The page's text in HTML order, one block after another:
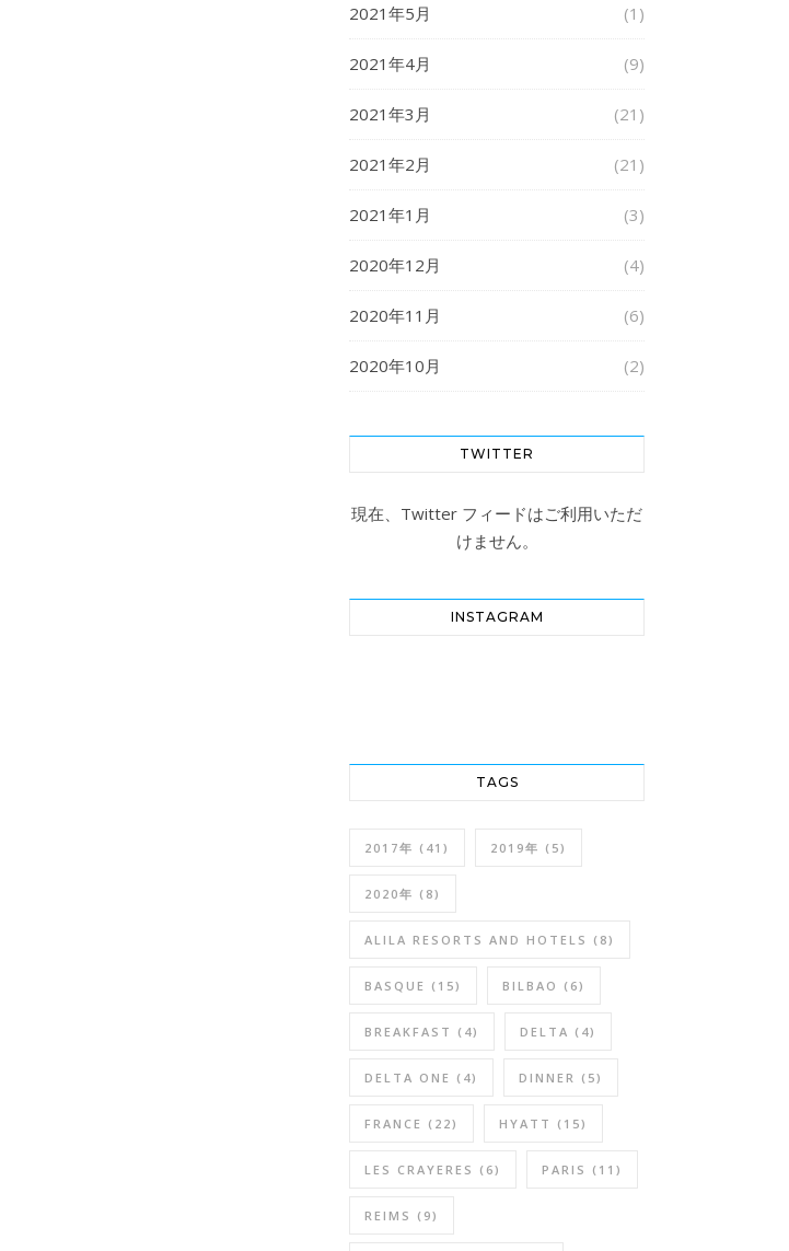
2021年5月 (1)
2021年4月 (9)
2021年3月 (21)
2021年2月 (21)
2021年1月 (3)
2020年12月 (4)
2020年11月 (6)
2020年10月 (2)
TWITTER
現在、Twitter フィードはご利用いただ
けません。
INSTAGRAM
TAGS
2017年 (41) 2019年 (5)
2020年 (8)
ALILA RESORTS AND HOTELS (8)
BASQUE (15) BILBAO (6)
BREAKFAST (4) DELTA (4)
DELTA ONE (4) DINNER (5)
FRANCE (22) HYATT (15)
LES CRAYERES (6) PARIS (11)
REIMS (9)